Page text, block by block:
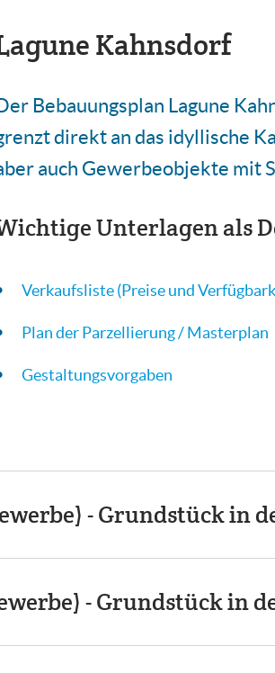
Kahnsdorf
Bebauungsplan Lagune
direkt an das idyllische
auch Gewerbeobjekte mit
Unterlagen als
Verkaufsliste (Preise und
Plan der Parzellierung / Masterplan
Gestaltungsvorgaben
- Grundstück in
- Grundstück in